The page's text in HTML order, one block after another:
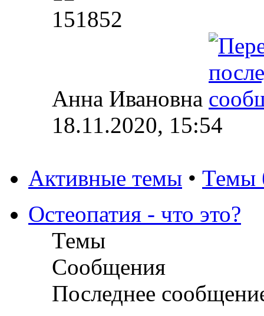
151852
Анна Ивановна
18.11.2020, 15:54
Активные темы • Темы
Остеопатия - что это?
Темы
Сообщения
Последнее